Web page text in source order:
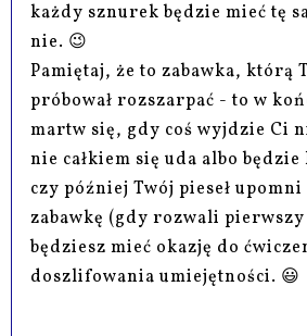
każdy sznurek będzie mieć tę
nie. 😉
Pamiętaj, że to zabawka, którą
próbował rozszarpać - to w
martw się, gdy coś wyjdzie Ci
nie całkiem się uda albo
czy później Twój pieseł upomni
zabawkę (gdy rozwali
będziesz mieć okazję do
doszlifowania umiejętności. 😃